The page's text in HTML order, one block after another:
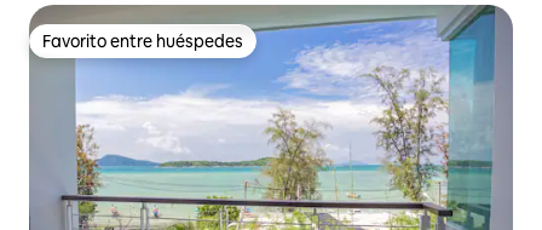
Favorito entre huéspedes
Favorito entre huéspedes